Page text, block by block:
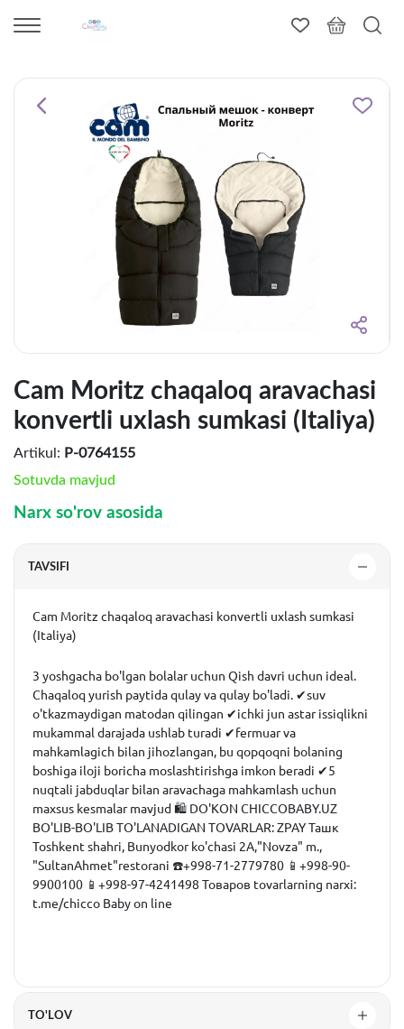
Cam Moritz chaqaloq aravachasi
konvertli uxlash sumkasi (Italiya)
Artikul: P-0764155
Sotuvda mavjud
Narx so'rov asosida
TAVSIFI
Cam Moritz chaqaloq aravachasi konvertli uxlash sumkasi
(Italiya)
3 yoshgacha bo'lgan bolalar uchun Qish davri uchun ideal.
Chaqaloq yurish paytida qulay va qulay bo'ladi. ✔suv
o'tkazmaydigan matodan qilingan ✔ichki jun astar issiqlikni
mukammal darajada ushlab turadi ✔fermuar va
mahkamlagich bilan jihozlangan, bu qopqoqni bolaning
boshiga iloji boricha moslashtirishga imkon beradi ✔5
nuqtali jabduqlar bilan aravachaga mahkamlash uchun
maxsus kesmalar mavjud 🛍 DO'KON CHICCOBABY.UZ ️ ️
BO'LIB-BO'LIB TO'LANADIGAN TOVARLAR: ZPAY Ташк
Toshkent shahri, Bunyodkor ko'chasi 2A,"Novza" m.,
"SultanAhmet"restorani ☎️+998-71-2779780 📱+998-90-
9900100 📱+998-97-4241498 Товаров tovarlarning narxi:
t.me/chicco Baby on line
TO'LOV